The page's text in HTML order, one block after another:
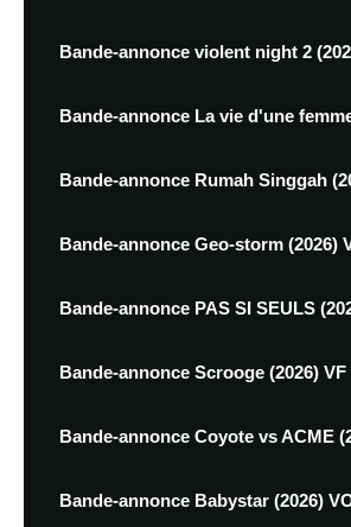
Bande-annonce violent night 2
Bande-annonce La vie d'une
Bande-annonce Rumah Singgah
Bande-annonce Geo-storm (2026)
Bande-annonce PAS SI SEULS
Bande-annonce Scrooge (2026) VF
Bande-annonce Coyote vs ACME
Bande-annonce Babystar (2026)